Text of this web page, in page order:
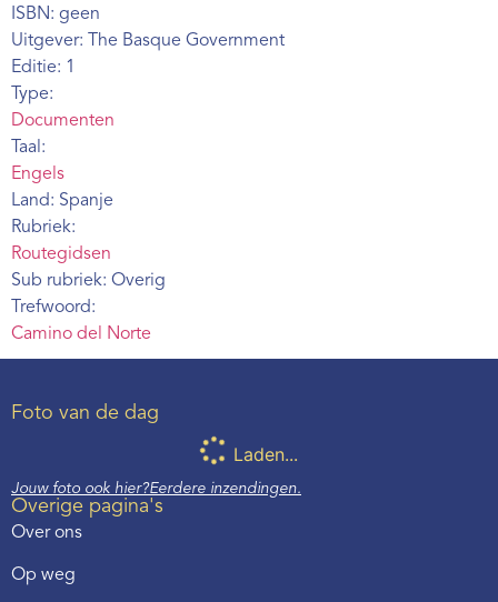
Contact
ISBN: geen
Uitgever: The Basque Government
Editie: 1
Type:
Documenten
Taal:
Engels
Land: Spanje
Rubriek:
Routegidsen
Sub rubriek: Overig
Trefwoord:
Camino del Norte
Foto van de dag
Laden...
Jouw foto ook hier?Eerdere inzendingen.
Overige pagina's
Over ons
Op weg